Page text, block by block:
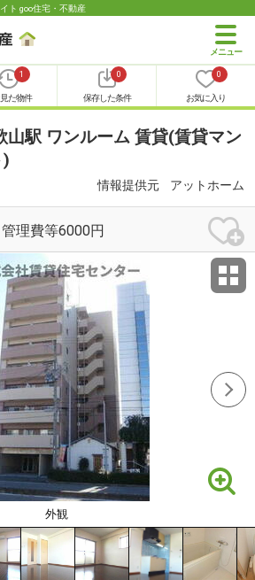
ト goo住宅・不動産
1
た物件
0
保存した条件
0
お気に入り
山駅 ワンルーム 賃貸(賃貸マン
)
情報提供元 アットホーム
理費等6000円
外観